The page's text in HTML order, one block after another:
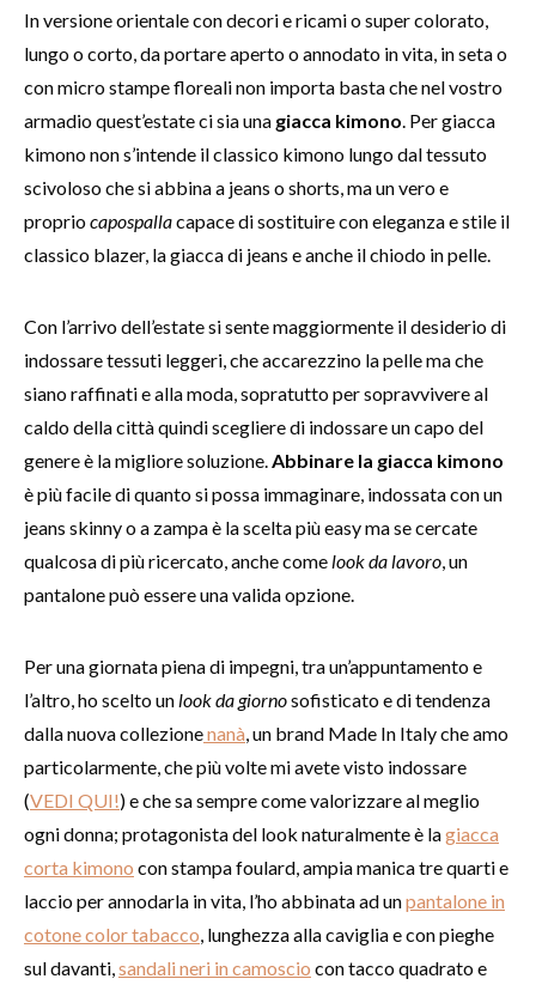
In versione orientale con decori e ricami o super colorato,
lungo o corto, da portare aperto o annodato in vita, in seta o
con micro stampe floreali non importa basta che nel vostro
armadio quest’estate ci sia una giacca kimono . Per giacca
kimono non s’intende il classico kimono lungo dal tessuto
scivoloso che si abbina a jeans o shorts, ma un vero e
propriocapospallacapace di sostituire con eleganza e stile il
classico blazer, la giacca di jeans e anche il chiodo in pelle.
Con l’arrivo dell’estate si sente maggiormente il desiderio di
indossare tessuti leggeri, che accarezzino la pelle ma che
siano raffinati e alla moda, sopratutto per sopravvivere al
caldo della città quindi scegliere di indossare un capo del
genere è la migliore soluzione. Abbinare la giacca kimono
è più facile di quanto si possa immaginare, indossata con un
jeans skinny o a zampa è la scelta più easy ma se cercate
qualcosa di più ricercato, anche come look da lavoro , un
pantalone può essere una valida opzione.
Per una giornata piena di impegni, tra un’appuntamento e
l’altro, ho scelto un look da giornosofisticato e di tendenza
dalla nuova collezionenanà , un brand Made In Italy che amo
particolarmente, che più volte mi avete visto indossare
(VEDI QUI!) e che sa sempre come valorizzare al meglio
ogni donna; protagonista del look naturalmente è lagiacca
corta kimono con stampa foulard, ampia manica tre quarti e
laccio per annodarla in vita, l’ho abbinata ad unpantalone in
cotone color tabacco , lunghezza alla caviglia e con pieghe
sul davanti, sandali neri in camoscio con tacco quadrato e